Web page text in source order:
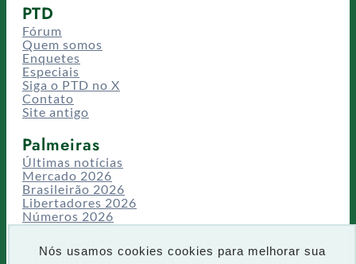
Nós usamos cookies cookies para melhorar sua
PTD
Fórum
Quem somos
Enquetes
Especiais
Siga o PTD no X
Contato
Site antigo
Palmeiras
Últimas notícias
Mercado 2026
Brasileirão 2026
Libertadores 2026
Números 2026
Campeonatos
Temporadas
CT/Centro de Excelência